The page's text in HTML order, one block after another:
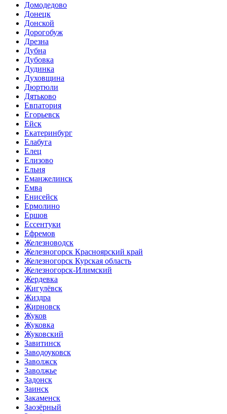
Домодедово
Донецк
Донской
Дорогобуж
Дрезна
Дубна
Дубовка
Дудинка
Духовщина
Дюртюли
Дятьково
Евпатория
Егорьевск
Ейск
Екатеринбург
Елабуга
Елец
Елизово
Ельня
Еманжелинск
Емва
Енисейск
Ермолино
Ершов
Ессентуки
Ефремов
Железноводск
Железногорск Красноярский край
Железногорск Курская область
Железногорск-Илимский
Жердевка
Жигулёвск
Жиздра
Жирновск
Жуков
Жуковка
Жуковский
Завитинск
Заводоуковск
Заволжск
Заволжье
Задонск
Заинск
Закаменск
Заозёрный